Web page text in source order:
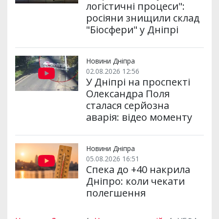
логістичні процеси":
росіяни знищили склад
"Біосфери" у Дніпрі
Новини Дніпра
02.08.2026 12:56
У Дніпрі на проспекті
Олександра Поля
сталася серйозна
аварія: відео моменту
Новини Дніпра
05.08.2026 16:51
Спека до +40 накрила
Дніпро: коли чекати
полегшення